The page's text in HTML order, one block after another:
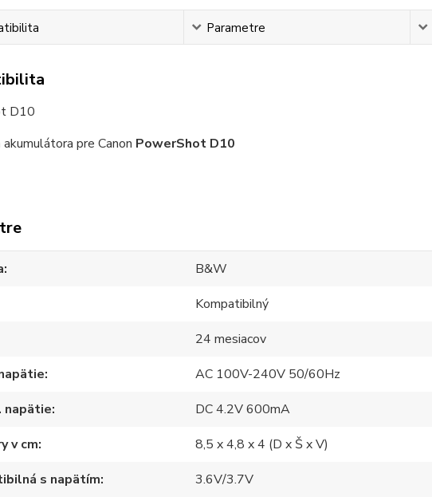
Parametre
D10
akumulátora pre Canon PowerShot D10
B&W
Kompatibilný
24 mesiacov
AC 100V-240V 50/60Hz
napätie
DC 4.2V 600mA
v cm
8,5 x 4,8 x 4 (D x Š x V)
s napätím
3.6V/3.7V